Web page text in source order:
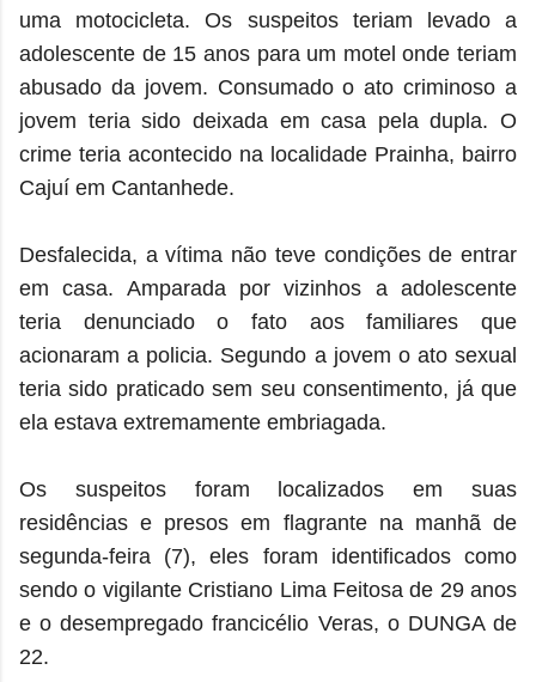
uma motocicleta. Os suspeitos teriam levado a
adolescente de 15 anos para um motel onde teriam
abusado da jovem. Consumado o ato criminoso a
jovem teria sido deixada em casa pela dupla. O
crime teria acontecido na localidade Prainha, bairro
Cajuí em Cantanhede.
Desfalecida, a vítima não teve condições de entrar
em casa. Amparada por vizinhos a adolescente
teria denunciado o fato aos familiares que
acionaram a policia. Segundo a jovem o ato sexual
teria sido praticado sem seu consentimento, já que
ela estava extremamente embriagada.
Os suspeitos foram localizados em suas
residências e presos em flagrante na manhã de
segunda-feira (7), eles foram identificados como
sendo o vigilante Cristiano Lima Feitosa de 29 anos
e o desempregado francicélio Veras, o DUNGA de
22.